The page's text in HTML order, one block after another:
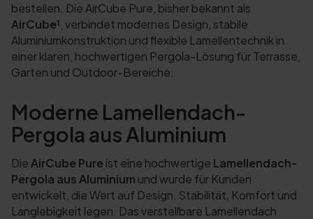
bestellen. Die AirCube Pure, bisher bekannt als
AirCube¹ , verbindet modernes Design, stabile
Aluminiumkonstruktion und flexible Lamellentechnik in
einer klaren, hochwertigen Pergola-Lösung für Terrasse,
Garten und Outdoor-Bereiche.
Moderne Lamellendach-
Pergola aus Aluminium
Die AirCube Pureist eine hochwertige Lamellendach-
Pergola aus Aluminium und wurde für Kunden
entwickelt, die Wert auf Design, Stabilität, Komfort und
Langlebigkeit legen. Das verstellbare Lamellendach